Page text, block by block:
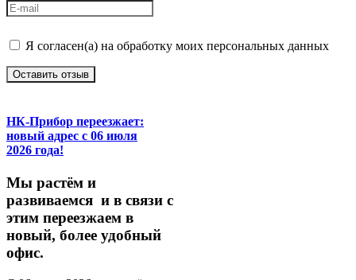
Я согласен(а) на обработку моих персональных данных
Оставить отзыв
НК-Прибор переезжает:
новый адрес с 06 июля
2026 года!
Мы растём и
развиваемся и в связи с
этим переезжаем в
новый, более удобный
офис.